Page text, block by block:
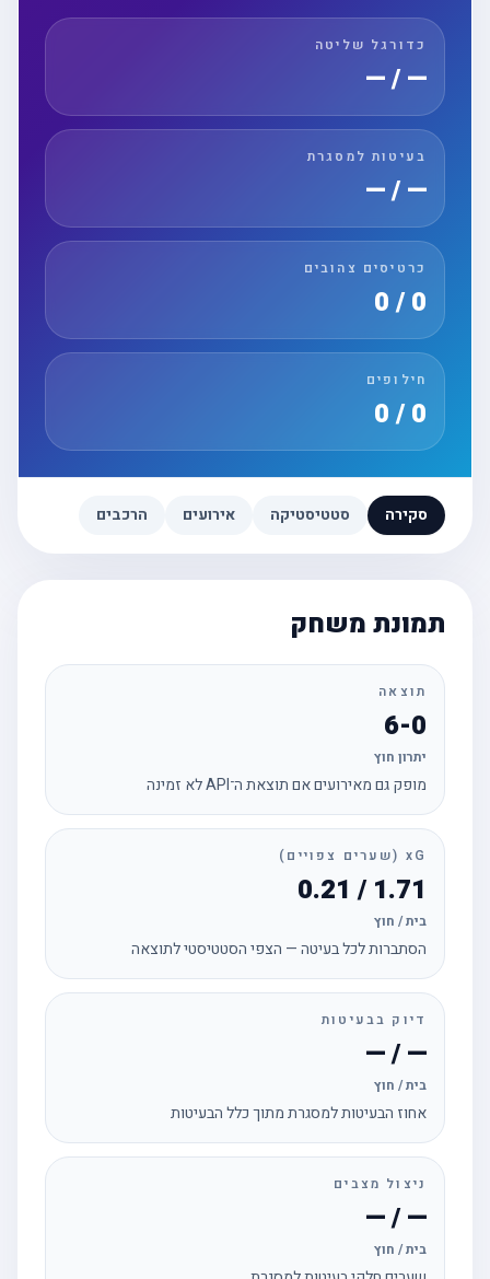
כדורגל שליטה
— / —
בעיטות למסגרת
— / —
כרטיסים צהובים
חילופים
סקירה סטטיסטיקה אירועים הרכבים
תמונת משחק
תוצאה
6-0
יתרון חוץ
מופק גם מאירועים אם תוצאת ה־API לא זמינה
xG (שערים צפויים)
1.71 / 0.21
בית / חוץ
הסתברות לכל בעיטה — הצפי הסטטיסטי לתוצאה
דיוק בבעיטות
— / —
בית / חוץ
אחוז הבעיטות למסגרת מתוך כלל הבעיטות
ניצול מצבים
— / —
בית / חוץ